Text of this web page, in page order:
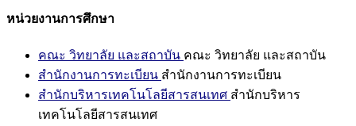
หน่วยงานการศึกษา
คณะ วิทยาลัย และสถาบัน คณะ วิทยาลัย และสถาบัน
สำนักงานการทะเบียน สำนักงานการทะเบียน
สำนักบริหารเทคโนโลยีสารสนเทศ สำนักบริหาร
เทคโนโลยีสารสนเทศ